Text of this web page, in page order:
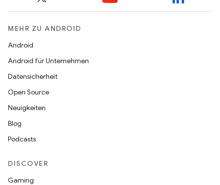
MEHR ZU ANDROID
Android
Android für Unternehmen
Datensicherheit
Open Source
Neuigkeiten
Blog
Podcasts
DISCOVER
Gaming